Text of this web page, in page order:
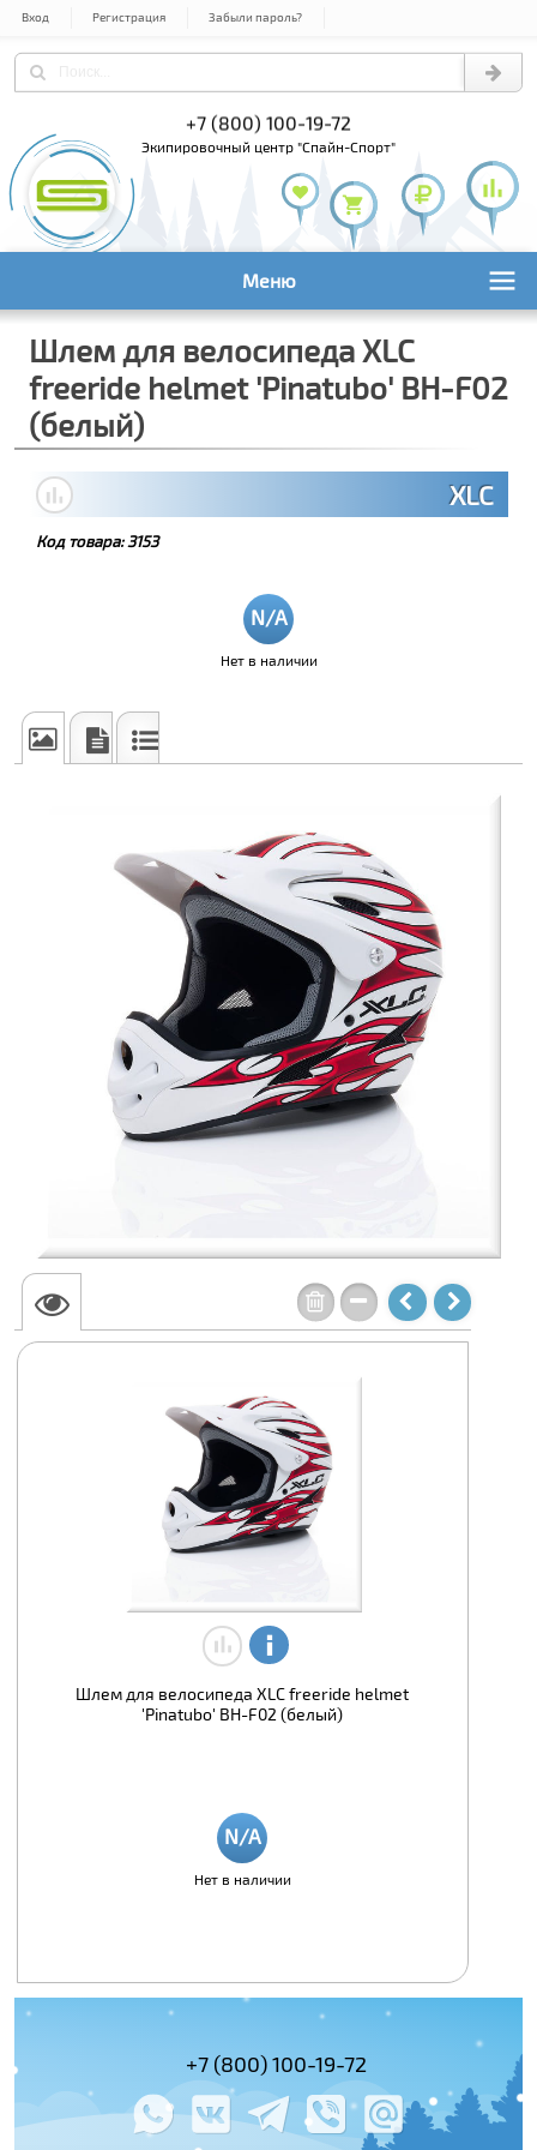
Вход Регистрация Забыли пароль?
+7 (800) 100-19-72
экипировочный центр "Спайн-Спорт"
Меню
Шлем для велосипеда XLC
freeride helmet 'Pinatubo' BH-F02
(белый)
XLC
Код товара:3153
Нет в наличии
Шлем для велосипеда XLC freeride helmet
'Pinatubo' BH-F02 (белый)
Нет в наличии
+7 (495)
+7 (800) 100-19-72
978-61-54